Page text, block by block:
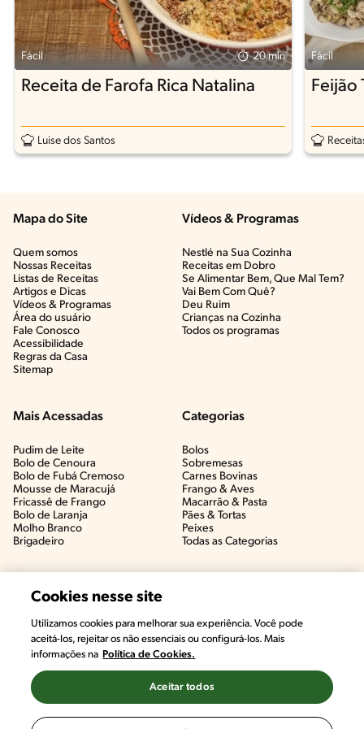
Fácil 20 min
Receita de Farofa Rica Natalina
Luise dos Santos
Fácil
Feijão
Mapa do Site
Quem somos
Nossas Receitas
Listas de Receitas​
Artigos e Dicas​
Vídeos & Programas​
Área do usuário
Fale Conosco
Acessibilidade
Regras da Casa
Sitemap
Vídeos & Programas​
Nestlé na Sua Cozinha
Receitas em Dobro
Se Alimentar Bem, Que Mal Tem?​
Vai Bem Com Quê?​
Deu Ruim​
Crianças na Cozinha​
Todos os programas
Mais Acessadas
Pudim de Leite
Bolo de Cenoura
Bolo de Fubá Cremoso
Mousse de Maracujá
Fricassê de Frango
Bolo de Laranja
Molho Branco
Brigadeiro
Categorias
Bolos
Sobremesas
Carnes Bovinas​
Frango & Aves​
Macarrão & Pasta​
Pães & Tortas​
Peixes
Todas as Categorias
Cookies nesse site
Utilizamos cookies para melhorar sua experiência. Você pode
aceitá-los, rejeitar os não essenciais ou configurá-los. Mais
informações na Política de Cookies.
Aceitar todos